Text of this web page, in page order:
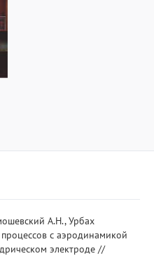
А.Н., Урбах
с аэродинамикой
электроде //